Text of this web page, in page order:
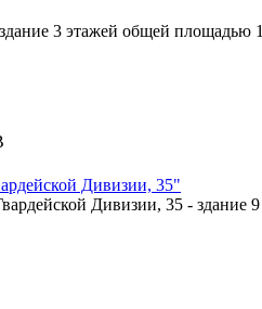
3 этажей общей площадью
Дивизии, 35"
Дивизии, 35 - здание